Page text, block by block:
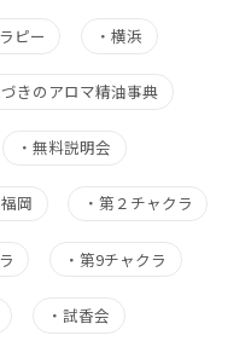
ピー ・横浜
きのアロマ精油事典
・無料説明会
福岡 ・ 第２チャクラ
・第9チャクラ
・試香会